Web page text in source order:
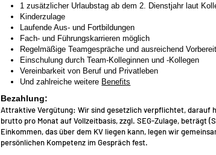
1 zusätzlicher Urlaubstag ab dem 2. Dienstjahr laut
Kinderzulage
Laufende Aus- und Fortbildungen
Fach- und Führungskarrieren möglich
Regelmäßige Teamgespräche und ausreichend
Einschulung durch Team-Kolleginnen und -Kollegen
Vereinbarkeit von Beruf und Privatleben
Und zahlreiche weitere Benefits
Bezahlung:
Attraktive Vergütung: Wir sind gesetzlich verpflichtet, darauf
brutto pro Monat auf Vollzeitbasis, zzgl. SEG-Zulage, beträgt
Einkommen, das über dem KV liegen kann, legen wir
persönlichen Kompetenz im Gespräch fest.